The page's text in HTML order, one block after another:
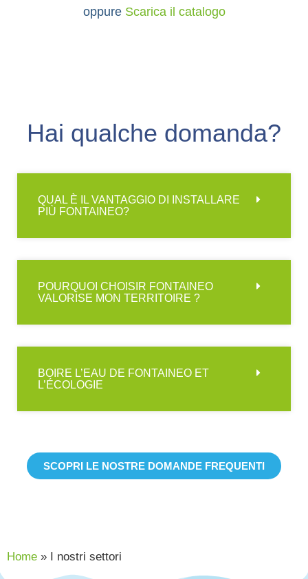
oppure Scarica il catalogo
Hai qualche domanda?
QUAL È IL VANTAGGIO DI INSTALLARE
PIÙ FONTAINEO?
POURQUOI CHOISIR FONTAINEO
VALORISE MON TERRITOIRE ?
BOIRE L’EAU DE FONTAINEO ET
L’ÉCOLOGIE
SCOPRI LE NOSTRE DOMANDE FREQUENTI
Home » I nostri settori